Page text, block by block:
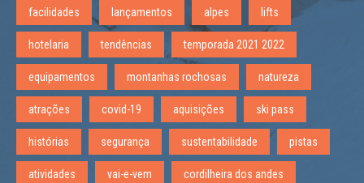
facilidades lançamentos alpes lifts
hotelaria tendências temporada 2021 2022
equipamentos montanhas rochosas natureza
atrações covid-19 aquisições ski pass
histórias segurança sustentabilidade pistas
atividades vai-e-vem cordilheira dos andes